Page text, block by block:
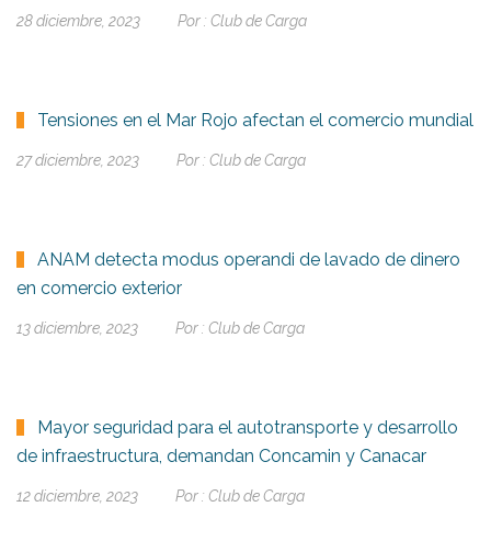
28 diciembre, 2023 Por : Club de Carga
Tensiones en el Mar Rojo afectan el comercio mundial
27 diciembre, 2023 Por : Club de Carga
ANAM detecta modus operandi de lavado de dinero
en comercio exterior
13 diciembre, 2023 Por : Club de Carga
Mayor seguridad para el autotransporte y desarrollo
de infraestructura, demandan Concamin y Canacar
12 diciembre, 2023 Por : Club de Carga